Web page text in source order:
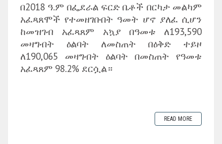
በ2018 ዓ.ም በፌደራል ፍርድ ቤቶች በርካታ መልካም
አፈጻጸሞች የተመዘገቡበት ዓመት ሆኖ ያለፈ ሲሆን
ከመዝገብ አፈጻጸም አኳያ በዓመቱ ለ193,590
መዛግብት ዕልባት ለመስጠት በዕቅድ ተይዞ
ለ190,065 መዛግብት ዕልባት በመስጠት የዓመቱ
አፈጻጸም 98.2% ደርሷል።
READ MORE